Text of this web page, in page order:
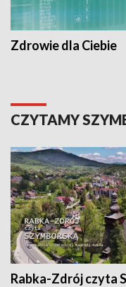
Zdrowie dla Ciebie
CZYTAMY
Rabka-Zdrój czyta